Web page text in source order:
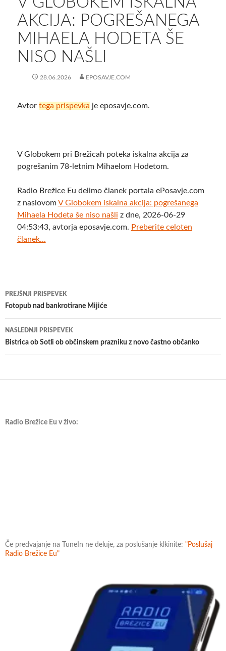
AKCIJA: POGREŠANEGA
MIHAELA HODETA ŠE
NISO NAŠLI
28.06.2026 EPOSAVJE.COM
Avtor tega prispevka je eposavje.com.
V Globokem pri Brežicah poteka iskalna akcija za
pogrešanim 78-letnim Mihaelom Hodetom.
Radio Brežice Eu delimo članek portala ePosavje.com
z naslovomV Globokem iskalna akcija: pogrešanega
Mihaela Hodeta še niso našli z dne, 2026-06-29
04:53:43, avtorja eposavje.com. Preberite celoten
članek...
Krmarjenje
po
prispevkih
PREJŠNJI PRISPEVEK
Fotopub nad bankrotirane Mijiće
NASLEDNJI PRISPEVEK
Bistrica ob Sotli ob občinskem prazniku z novo častno občanko
Radio Brežice Eu v živo:
Če predvajanje na TuneIn ne deluje, za poslušanje klkinite: "Poslušaj
Radio Brežice Eu"